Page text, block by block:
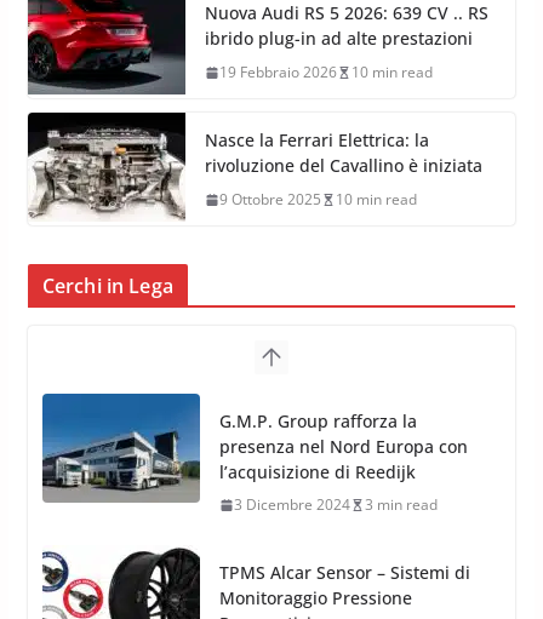
Nuova Audi RS 5 2026: 639 CV .. RS
ibrido plug-in ad alte prestazioni
19 Febbraio 2026 10 min read
Nasce la Ferrari Elettrica: la
rivoluzione del Cavallino è iniziata
9 Ottobre 2025 10 min read
Cerchi in Lega
TPMS Alcar Sensor – Sistemi di
Monitoraggio Pressione
Pneumatici
4 Aprile 2022 3 min read
Cerchi in Lega Mercedes: Novità
MAK 2019 – 2020